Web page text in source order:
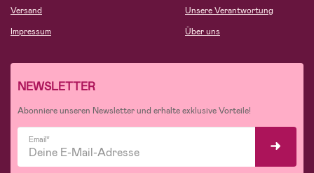
Versand
Impressum
Unsere Verantwortung
Über uns
NEWSLETTER
Abonniere unseren Newsletter und erhalte exklusive Vorteile!
Email*